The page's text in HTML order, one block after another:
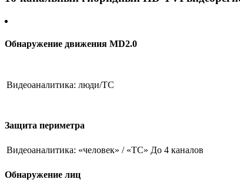
Обнаружение движения MD2.0
Видеоаналитика: люди/ТС
Защита периметра
Видеоаналитика: «человек» / «ТС» До 4 каналов
Обнаружение лиц